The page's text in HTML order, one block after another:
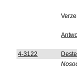
4-3122